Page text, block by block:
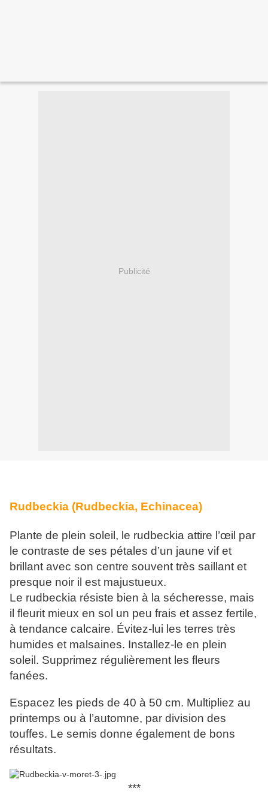
Publicité
Rudbeckia (Rudbeckia, Echinacea)
Plante de plein soleil, le rudbeckia attire l’œil par
le contraste de ses pétales d’un jaune vif et
brillant avec son centre souvent très saillant et
presque noir il est majustueux.
Le rudbeckia résiste bien à la sécheresse, mais
il fleurit mieux en sol un peu frais et assez fertile,
à tendance calcaire. Évitez-lui les terres très
humides et malsaines. Installez-le en plein
soleil. Supprimez régulièrement les fleurs
fanées.
Espacez les pieds de 40 à 50 cm. Multipliez au
printemps ou à l’automne, par division des
touffes. Le semis donne également de bons
résultats.
***